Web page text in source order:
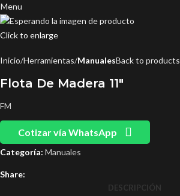
Menu
Click to enlarge
Inicio Herramientas ManualesBack to products
Flota De Madera 11″
FM
Cotizar vía WhatsApp
Categoría: Manuales
Share:
DESCRIPCIÓN